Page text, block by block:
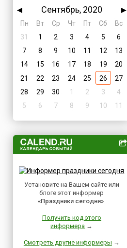
◀ Сентябрь, 2020
▶
Пн
Вт Ср Чт Пт Сб
Вс
31
1 2 3 4 5
6
7
8 9 10 11 12
13
14
15 16 17 18 19
20
21
22 23 24 25 26
27
28
29 30 1 2 3
4
5
6 7 8 9 10 11
Установите на Вашем сайте или
блоге этот информер
«Праздники сегодня».
Получить код этого
информера →
Смотреть другие информеры →